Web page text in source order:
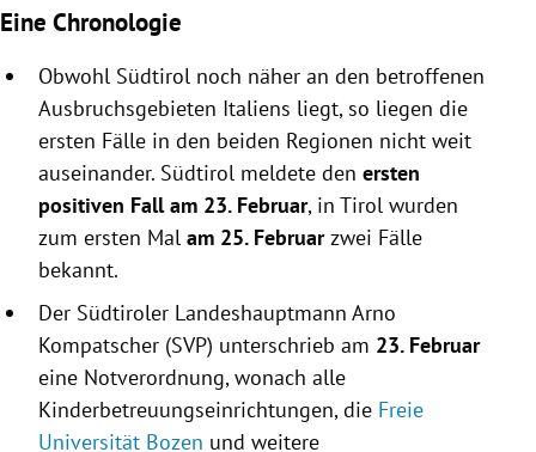
Eine Chronologie
Obwohl Südtirol noch näher an den betroffenen
Ausbruchsgebieten Italiens liegt, so liegen die
ersten Fälle in den beiden Regionen nicht weit
auseinander. Südtirol meldete den ersten
positiven Fall am 23. Februar, in Tirol wurden
zum ersten Mal am 25. Februarzwei Fälle
bekannt.
Der Südtiroler Landeshauptmann Arno
Kompatscher (SVP) unterschrieb am 23. Februar
eine Notverordnung, wonach alle
Kinderbetreuungseinrichtungen, die Freie
Universität Bozen und weitere